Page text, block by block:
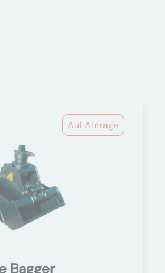
Auf Anfrage
Bagger